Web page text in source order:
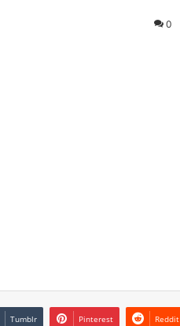
0
Tumblr Pinterest Reddit